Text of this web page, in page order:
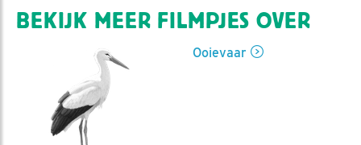
BEKIJK MEER FILMPJES OVER
Ooievaar